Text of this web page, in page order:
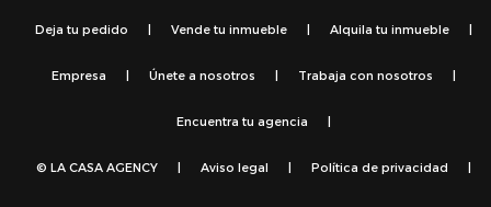
Deja tu pedido Vende tu inmueble Alquila tu inmueble
Empresa Únete a nosotros Trabaja con nosotros
Encuentra tu agencia
© LA CASA AGENCY Aviso legal Política de privacidad